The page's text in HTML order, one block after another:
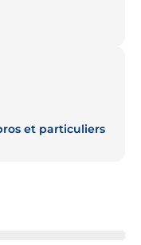
et particuliers